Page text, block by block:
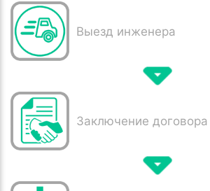
Выезд инженера
Заключение договора